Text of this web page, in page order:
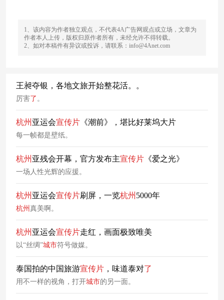
1、该内容为作者独立观点，不代表4A广告网观点或立场，文章为
作者本人上传，版权归原作者所有，未经允许不得转载。
2、如对本稿件有异议或投诉，请联系：info@4Anet.com
王昶夺银，各地文旅开始整花活。。
厉害了 。
杭州 亚运会宣传片 《潮前》，堪比好莱坞大片
每一帧都是壁纸。
杭州 亚残会开幕，官方发布主宣传片 《爱之光》
一场人性光辉的应援。
杭州 亚运会宣传片刷屏，一览杭州 5000年
杭州 真美啊。
杭州 亚运会宣传片走红，画面极致唯美
以“丝绸”城市符号做媒。
泰国拍的中国旅游宣传片 ，味道泰对了
用不一样的视角，打开城市的另一面。